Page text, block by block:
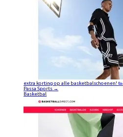
extra korting op alle basketbalschoenen! 👟
Passa Sports →
Basketbal